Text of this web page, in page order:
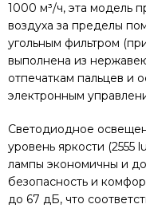
1000 м³/ч, эта модель
воздуха за пределы
угольным фильтром
выполнена из
отпечаткам пальцев и
электронным
Светодиодное
уровень яркости (2555
лампы экономичны и
безопасность и
до 67 дБ, что